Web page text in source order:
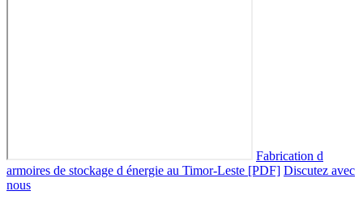
Fabrication d
armoires de stockage d énergie au Timor-Leste [PDF] Discutez avec
nous